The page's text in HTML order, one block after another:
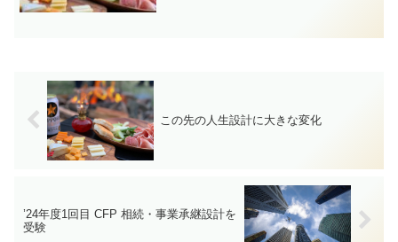
同居を...
この先の人生設計に大きな変化
’24年度1回目 CFP 相続・事業承継設計を
受験